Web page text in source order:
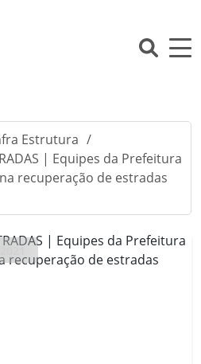
Estrutura /
| Equipes da Prefeitura
recuperação de estradas